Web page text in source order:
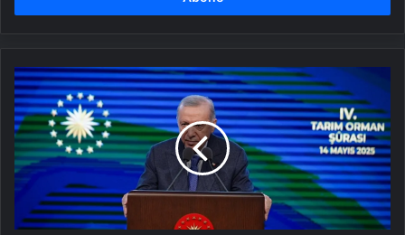
Başkan
Erdoğan
duyurdu!
Tarım
Şurası'nda
86
karar
alındı:
Tarımsal